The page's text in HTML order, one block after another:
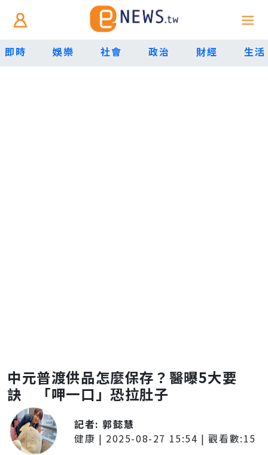
即時 娛樂 社會 政治 財經 生活
中元普渡供品怎麼保存？醫曝5大要
訣 「呷一口」恐拉肚子
記者:郭懿慧
健康 | 2025-08-27 15:54 | 觀看數:15